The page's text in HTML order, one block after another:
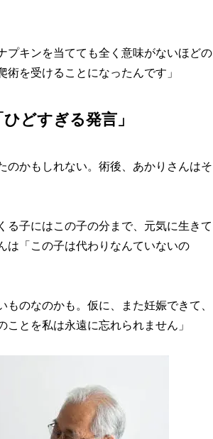
キンを当てても全く意味がないほどの
を受けることになったんです」
どすぎる発言」
かもしれない。術後、あかりさんはそ
子にはこの子の分まで、元気に生きて
は「この子は代わりなんていないの
ものなのかも。仮に、また妊娠できて、
とを私は永遠に忘れられません」